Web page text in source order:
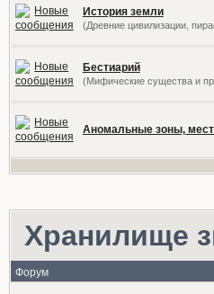
История земли
(Древние цивилизации,
Бестиарий
(Мифические существа и
Аномальные зоны,
Хранилище
Форум